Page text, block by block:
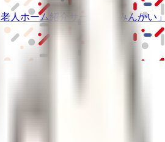
老人ホーム紹介サービス 「みんかい」